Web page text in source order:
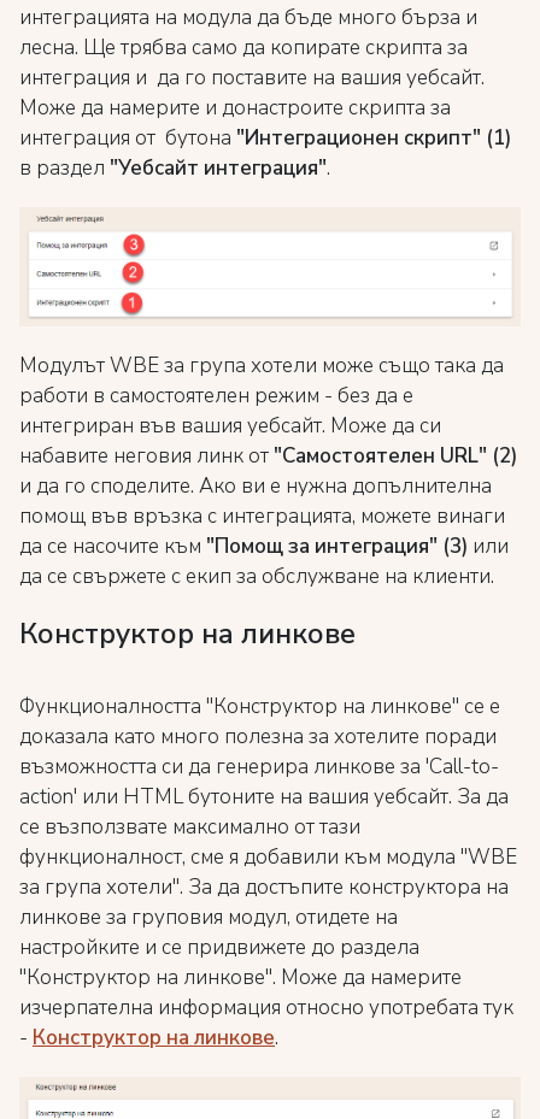
интеграцията на модула да бъде много бърза и
лесна. Ще трябва само да копирате скрипта за
интеграция и да го поставите на вашия уебсайт.
Може да намерите и донастроите скрипта за
интеграция от бутона "Интеграционен скрипт" (1)
в раздел "Уебсайт интеграция".
Модулът WBE за група хотели може също така да
работи в самостоятелен режим - без да е
интегриран във вашия уебсайт. Може да си
набавите неговия линк от "Самостоятелен URL" (2)
и да го споделите. Ако ви е нужна допълнителна
помощ във връзка с интеграцията, можете винаги
да се насочите към "Помощ за интеграция" (3) или
да се свържете с екип за обслужване на клиенти.
Конструктор на линкове
Функционалността "Конструктор на линкове" се е
доказала като много полезна за хотелите поради
възможността си да генерира линкове за 'Call-to-
action' или HTML бутоните на вашия уебсайт. За да
се възползвате максимално от тази
функционалност, сме я добавили към модула "WBE
за група хотели". За да достъпите конструктора на
линкове за груповия модул, отидете на
настройките и се придвижете до раздела
"Конструктор на линкове". Може да намерите
изчерпателна информация относно употребата тук
- Конструктор на линкове.